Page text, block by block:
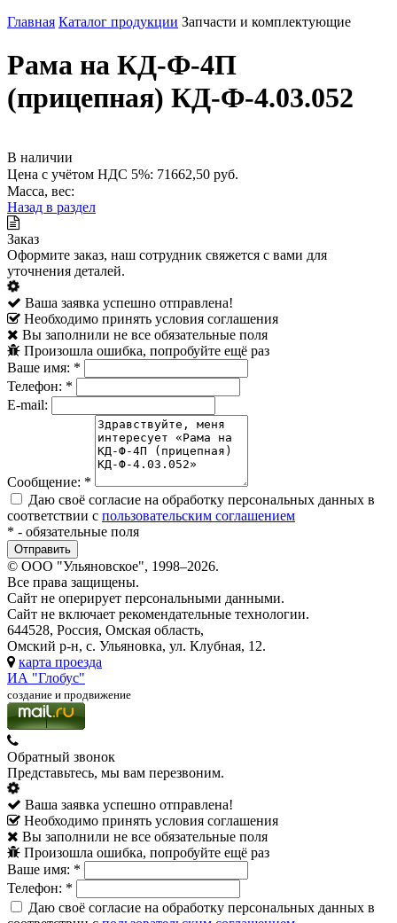
Главная Каталог продукции Запчасти и комплектующие
Рама на КД-Ф-4П
(прицепная) КД-Ф-4.03.052
В наличии
Цена с учётом НДС 5%: 71662,50 руб.
Масса, вес:
Назад в раздел
Заказ
Оформите заказ, наш сотрудник свяжется с вами для
уточнения деталей.
Ваша заявка успешно отправлена!
Необходимо принять условия соглашения
Вы заполнили не все обязательные поля
Произошла ошибка, попробуйте ещё раз
Ваше имя: *
Телефон: *
E-mail:
Сообщение: *
Даю своё согласие на обработку персональных данных в
соответствии с пользовательским соглашением
* - обязательные поля
© ООО "Ульяновское", 1998–2026.
Все права защищены.
Сайт не оперирует персональными данными.
Сайт не включает рекомендательные технологии.
644528, Россия, Омская область,
Омский р-н, с. Ульяновка, ул. Клубная, 12.
карта проезда
ИА "Глобус"
создание и продвижение
Обратный звонок
Представьтесь, мы вам перезвоним.
Ваша заявка успешно отправлена!
Необходимо принять условия соглашения
Вы заполнили не все обязательные поля
Произошла ошибка, попробуйте ещё раз
Ваше имя: *
Телефон: *
Даю своё согласие на обработку персональных данных в